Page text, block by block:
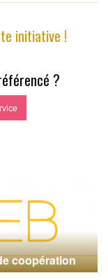
initiative !
?
coopération